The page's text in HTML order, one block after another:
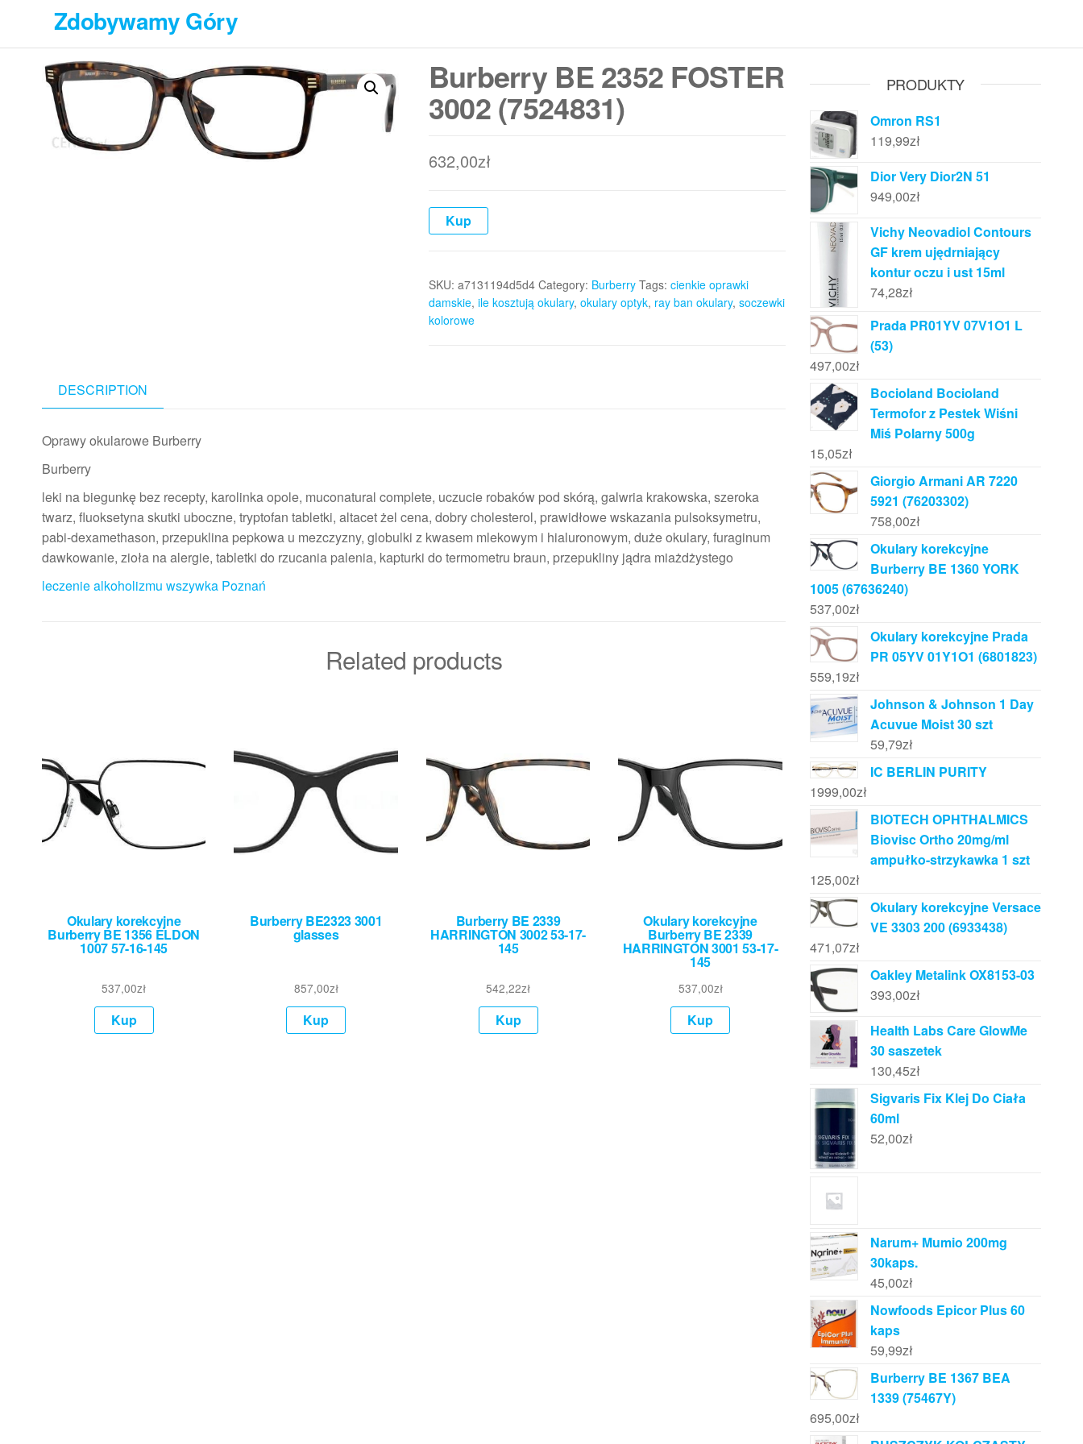
treści
Zdobywamy Góry
Burberry BE 2352 FOSTER
3002 (7524831)
632,00zł
Kup
SKU: a7131194d5d4 Category: Burberry Tags: cienkie oprawki
damskie, ile kosztują okulary, okulary optyk, ray ban okulary, soczewki
kolorowe
DESCRIPTION
Oprawy okularowe Burberry
Burberry
leki na biegunkę bez recepty, karolinka opole, muconatural complete, uczucie robaków pod skórą, galwria krakowska, szeroka
twarz, fluoksetyna skutki uboczne, tryptofan tabletki, altacet żel cena, dobry cholesterol, prawidłowe wskazania pulsoksymetru,
pabi-dexamethason, przepuklina pepkowa u mezczyzny, globulki z kwasem mlekowym i hialuronowym, duże okulary, furaginum
dawkowanie, zioła na alergie, tabletki do rzucania palenia, kapturki do termometru braun, przepukliny jądra miażdżystego
leczenie alkoholizmu wszywka Poznań
Related products
Okulary korekcyjne
Burberry BE 1356 ELDON
1007 57-16-145
537,00zł
Kup
Burberry BE2323 3001
glasses
857,00zł
Kup
Burberry BE 2339
HARRINGTON 3002 53-17-
145
542,22zł
Kup
Okulary korekcyjne
Burberry BE 2339
HARRINGTON 3001 53-17-
145
537,00zł
Kup
PRODUKTY
Omron RS1
119,99zł
Dior Very Dior2N 51
949,00zł
Vichy Neovadiol Contours
GF krem ujędrniający
kontur oczu i ust 15ml
74,28zł
Prada PR01YV 07V1O1 L
(53)
497,00zł
Bocioland Bocioland
Termofor z Pestek Wiśni
Miś Polarny 500g
15,05zł
Giorgio Armani AR 7220
5921 (76203302)
758,00zł
Okulary korekcyjne
Burberry BE 1360 YORK
1005 (67636240)
537,00zł
Okulary korekcyjne Prada
PR 05YV 01Y1O1 (6801823)
559,19zł
Johnson & Johnson 1 Day
Acuvue Moist 30 szt
59,79zł
IC BERLIN PURITY
1999,00zł
BIOTECH OPHTHALMICS
Biovisc Ortho 20mg/ml
ampułko-strzykawka 1 szt
125,00zł
Okulary korekcyjne Versace
VE 3303 200 (6933438)
471,07zł
Oakley Metalink OX8153-03
393,00zł
Health Labs Care GlowMe
30 saszetek
130,45zł
Sigvaris Fix Klej Do Ciała
60ml
52,00zł
Narum+ Mumio 200mg
30kaps.
45,00zł
Nowfoods Epicor Plus 60
kaps
59,99zł
Burberry BE 1367 BEA
1339 (75467Y)
695,00zł